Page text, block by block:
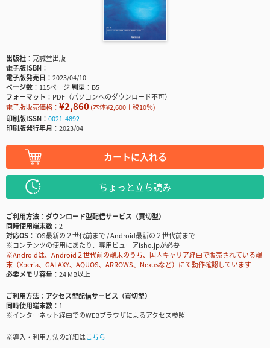
出版社
克誠堂出版
電子版ISBN
電子版発売日
2023/04/10
ページ数
115ページ判型
B5
フォーマット
PDF（パソコンへのダウンロード不可）
電子版販売価格： ¥2,860(本体¥2,600＋税10％)
印刷版ISSN
0021-4892
印刷版発行年月
2023/04
カートに入れる
ちょっと立ち読み
ご利用方法
ダウンロード型配信サービス（買切型）
同時使用端末数
2
対応OS
iOS最新の２世代前まで / Android最新の２世代前まで
※コンテンツの使用にあたり、専用ビューアisho.jpが必要
※Androidは、Android２世代前の端末のうち、国内キャリア経由で販売されている端
末（Xperia、GALAXY、AQUOS、ARROWS、Nexusなど）にて動作確認しています
必要メモリ容量
24 MB以上
ご利用方法
アクセス型配信サービス（買切型）
同時使用端末数
1
※インターネット経由でのWEBブラウザによるアクセス参照
※導入・利用方法の詳細はこちら